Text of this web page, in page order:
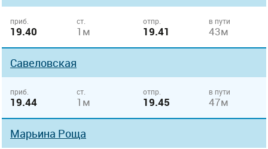
приб.
19.40
ст.
1м
отпр.
19.41
в пути
43м
Савеловская
приб.
19.44
ст.
1м
отпр.
19.45
в пути
47м
Марьина Роща